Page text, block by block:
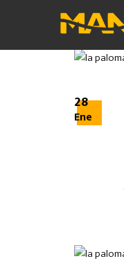
28
Ene